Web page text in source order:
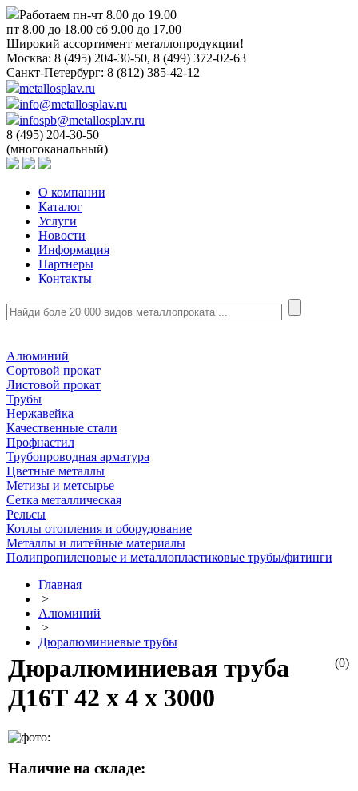
Работаем пн-чт 8.00 до 19.00
пт 8.00 до 18.00 сб 9.00 до 17.00
Широкий ассортимент металлопродукции!
Москва: 8 (495) 204-30-50, 8 (499) 372-02-63
Санкт-Петербург: 8 (812) 385-42-12
metallosplav.ru
info@metallosplav.ru
infospb@metallosplav.ru
8 (495) 204-30-50
(многоканальный)
О компании
Каталог
Услуги
Новости
Информация
Партнеры
Контакты
Алюминий
Сортовой прокат
Листовой прокат
Трубы
Нержавейка
Качественные стали
Профнастил
Трубопроводная арматура
Цветные металлы
Метизы и метсырье
Сетка металлическая
Рельсы
Котлы отопления и оборудование
Металлы и литейные материалы
Полипропиленовые и металлопластиковые трубы/фитинги
Главная
>
Алюминий
>
Дюралюминиевые трубы
(0)
Дюралюминиевая труба
Д16Т 42 х 4 х 3000
Наличие на складе: